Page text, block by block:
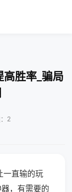
胜率_骗局
2
一直输的玩
，有需要的